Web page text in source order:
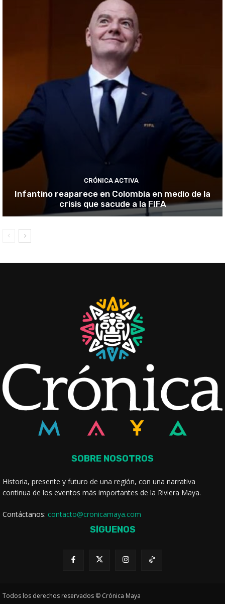
CRÓNICA ACTIVA
Infantino reaparece en Colombia en medio de la
crisis que sacude a la FIFA
SOBRE NOSOTROS
Historia, presente y futuro de una región, con una narrativa
continua de los eventos más importantes de la Riviera Maya.
Contáctanos: contacto@cronicamaya.com
SÍGUENOS
Todos los derechos reservados © Crónica Maya